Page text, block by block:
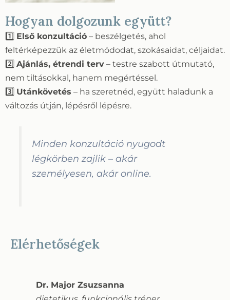
Hogyan dolgozunk együtt?
1️⃣ Első konzultáció – beszélgetés, ahol
feltérképezzük az életmódodat, szokásaidat, céljaidat.
2️⃣ Ajánlás, étrendi terv – testre szabott útmutató,
nem tiltásokkal, hanem megértéssel.
3️⃣ Utánkövetés – ha szeretnéd, együtt haladunk a
változás útján, lépésről lépésre.
Minden konzultáció nyugodt
légkörben zajlik – akár
személyesen, akár online.
Elérhetőségek
Dr. Major Zsuzsanna